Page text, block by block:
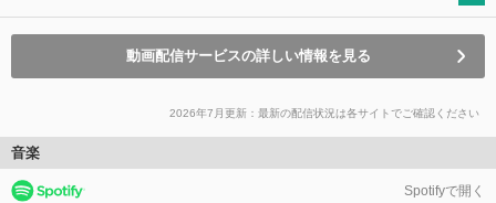
動画配信サービスの詳しい情報を見る
2026年7月更新：最新の配信状況は各サイトでご確認ください
音楽
Spotifyで開く